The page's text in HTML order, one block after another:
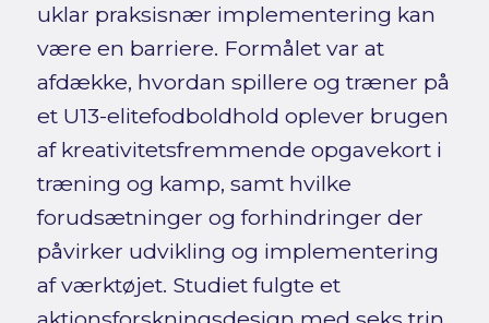
uklar praksisnær implementering kan
være en barriere. Formålet var at
afdække, hvordan spillere og træner på
et U13-elitefodboldhold oplever brugen
af kreativitetsfremmende opgavekort i
træning og kamp, samt hvilke
forudsætninger og forhindringer der
påvirker udvikling og implementering
af værktøjet. Studiet fulgte et